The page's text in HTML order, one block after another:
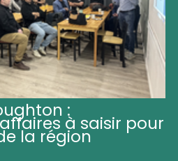
:
à saisir pour
la région